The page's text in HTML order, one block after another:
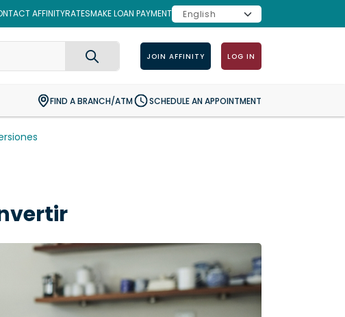
AFFINITYRATESMAKE LOAN PAYMENT
JOIN AFFINITY LOG IN
Search
FIND A BRANCH/ATM SCHEDULE AN APPOINTMENT